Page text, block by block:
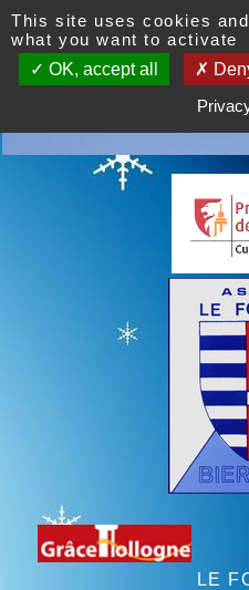
est un centre
LE
This site uses cookies
what you want to activate
OK, accept all